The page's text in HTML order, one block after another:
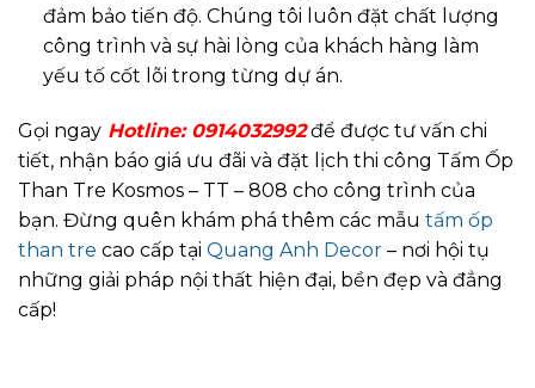
đảm bảo tiến độ. Chúng tôi luôn đặt chất lượng
công trình và sự hài lòng của khách hàng làm
yếu tố cốt lõi trong từng dự án.
Gọi ngay Hotline: 0914032992để được tư vấn chi
tiết, nhận báo giá ưu đãi và đặt lịch thi công Tấm Ốp
Than Tre Kosmos – TT – 808 cho công trình của
bạn. Đừng quên khám phá thêm các mẫu tấm ốp
than tre cao cấp tại Quang Anh Decor – nơi hội tụ
những giải pháp nội thất hiện đại, bền đẹp và đẳng
cấp!